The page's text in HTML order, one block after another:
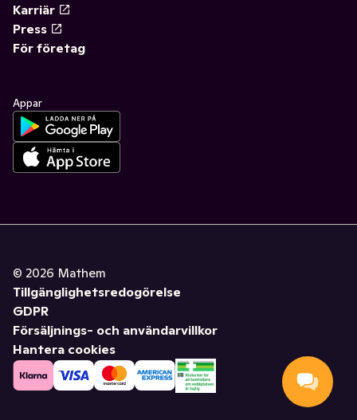
Karriär
Press
För företag
Appar
© 2026 Mathem
Tillgänglighetsredogörelse
GDPR
Försäljnings- och användarvillkor
Hantera cookies